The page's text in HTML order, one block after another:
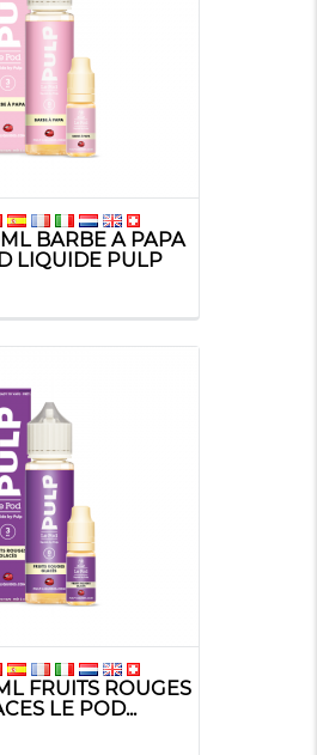
BARBE A PAPA
LIQUIDE PULP
FRUITS ROUGES
LE POD...